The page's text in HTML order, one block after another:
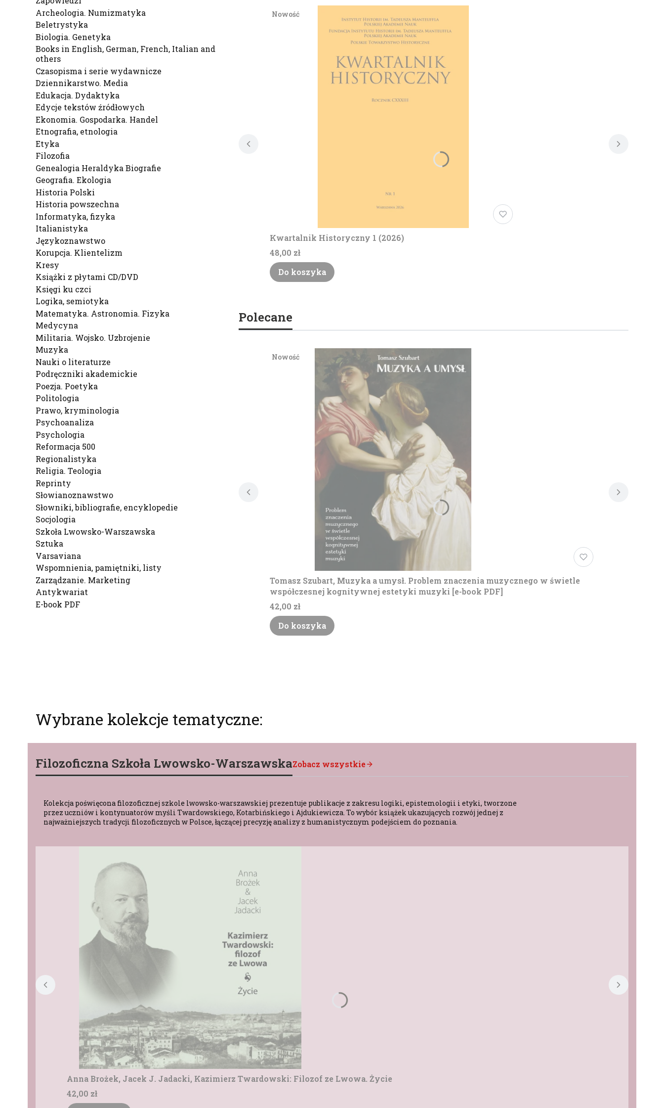
Archeologia. Numizmatyka
Beletrystyka
Biologia. Genetyka
Books in English, German, French, Italian and
others
Czasopisma i serie wydawnicze
Dziennikarstwo. Media
Edukacja. Dydaktyka
Edycje tekstów źródłowych
Ekonomia. Gospodarka. Handel
Etnografia, etnologia
Etyka
Filozofia
Genealogia Heraldyka Biografie
Geografia. Ekologia
Historia Polski
Historia powszechna
Informatyka, fizyka
Italianistyka
Językoznawstwo
Korupcja. Klientelizm
Kresy
Książki z płytami CD/DVD
Księgi ku czci
Logika, semiotyka
Matematyka. Astronomia. Fizyka
Medycyna
Militaria. Wojsko. Uzbrojenie
Muzyka
Nauki o literaturze
Podręczniki akademickie
Poezja. Poetyka
Politologia
Prawo, kryminologia
Psychoanaliza
Psychologia
Reformacja 500
Regionalistyka
Religia. Teologia
Reprinty
Słowianoznawstwo
Słowniki, bibliografie, encyklopedie
Socjologia
Szkoła Lwowsko-Warszawska
Sztuka
Varsaviana
Wspomnienia, pamiętniki, listy
Zarządzanie. Marketing
Antykwariat
E-book PDF
Nowość
Kwartalnik Historyczny 1 (2026)
Cena
48,00 zł
Do koszyka
Polecane
Nowość
Tomasz Szubart, Muzyka a umysł. Problem znaczenia muzycznego w świetle
współczesnej kognitywnej estetyki muzyki [e-book PDF]
Cena
42,00 zł
Do koszyka
Wybrane kolekcje tematyczne:
Filozoficzna Szkoła Lwowsko-WarszawskaZobacz wszystkie
Kolekcja poświęcona filozoficznej szkole lwowsko-warszawskiej prezentuje publikacje z zakresu logiki, epistemologii i etyki, tworzone
przez uczniów i kontynuatorów myśli Twardowskiego, Kotarbińskiego i Ajdukiewicza. To wybór książek ukazujących rozwój jednej z
najważniejszych tradycji filozoficznych w Polsce, łączącej precyzję analizy z humanistycznym podejściem do poznania.
Anna Brożek, Jacek J. Jadacki, Kazimierz Twardowski: Filozof ze Lwowa. Życie
Cena
42,00 zł